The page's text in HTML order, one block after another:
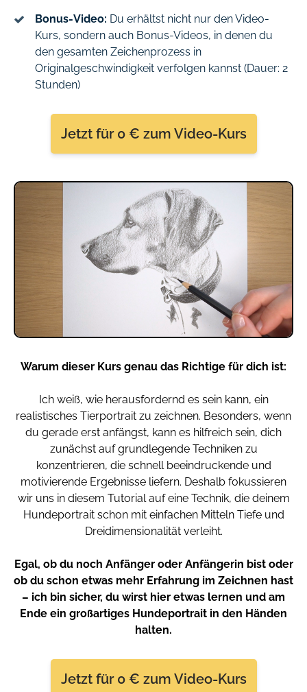
Bonus-Video: Du erhältst nicht nur den Video-
Kurs, sondern auch Bonus-Videos, in denen du
den gesamten Zeichenprozess in
Originalgeschwindigkeit verfolgen kannst (Dauer: 2
Stunden)
Jetzt für 0 € zum Video-Kurs
Warum dieser Kurs genau das Richtige für dich ist:
Ich weiß, wie herausfordernd es sein kann, ein
realistisches Tierportrait zu zeichnen. Besonders, wenn
du gerade erst anfängst, kann es hilfreich sein, dich
zunächst auf grundlegende Techniken zu
konzentrieren, die schnell beeindruckende und
motivierende Ergebnisse liefern. Deshalb fokussieren
wir uns in diesem Tutorial auf eine Technik, die deinem
Hundeportrait schon mit einfachen Mitteln Tiefe und
Dreidimensionalität verleiht.
Egal, ob du noch Anfänger oder Anfängerin bist oder
ob du schon etwas mehr Erfahrung im Zeichnen hast
– ich bin sicher, du wirst hier etwas lernen und am
Ende ein großartiges Hundeportrait in den Händen
halten.
Jetzt für 0 € zum Video-Kurs